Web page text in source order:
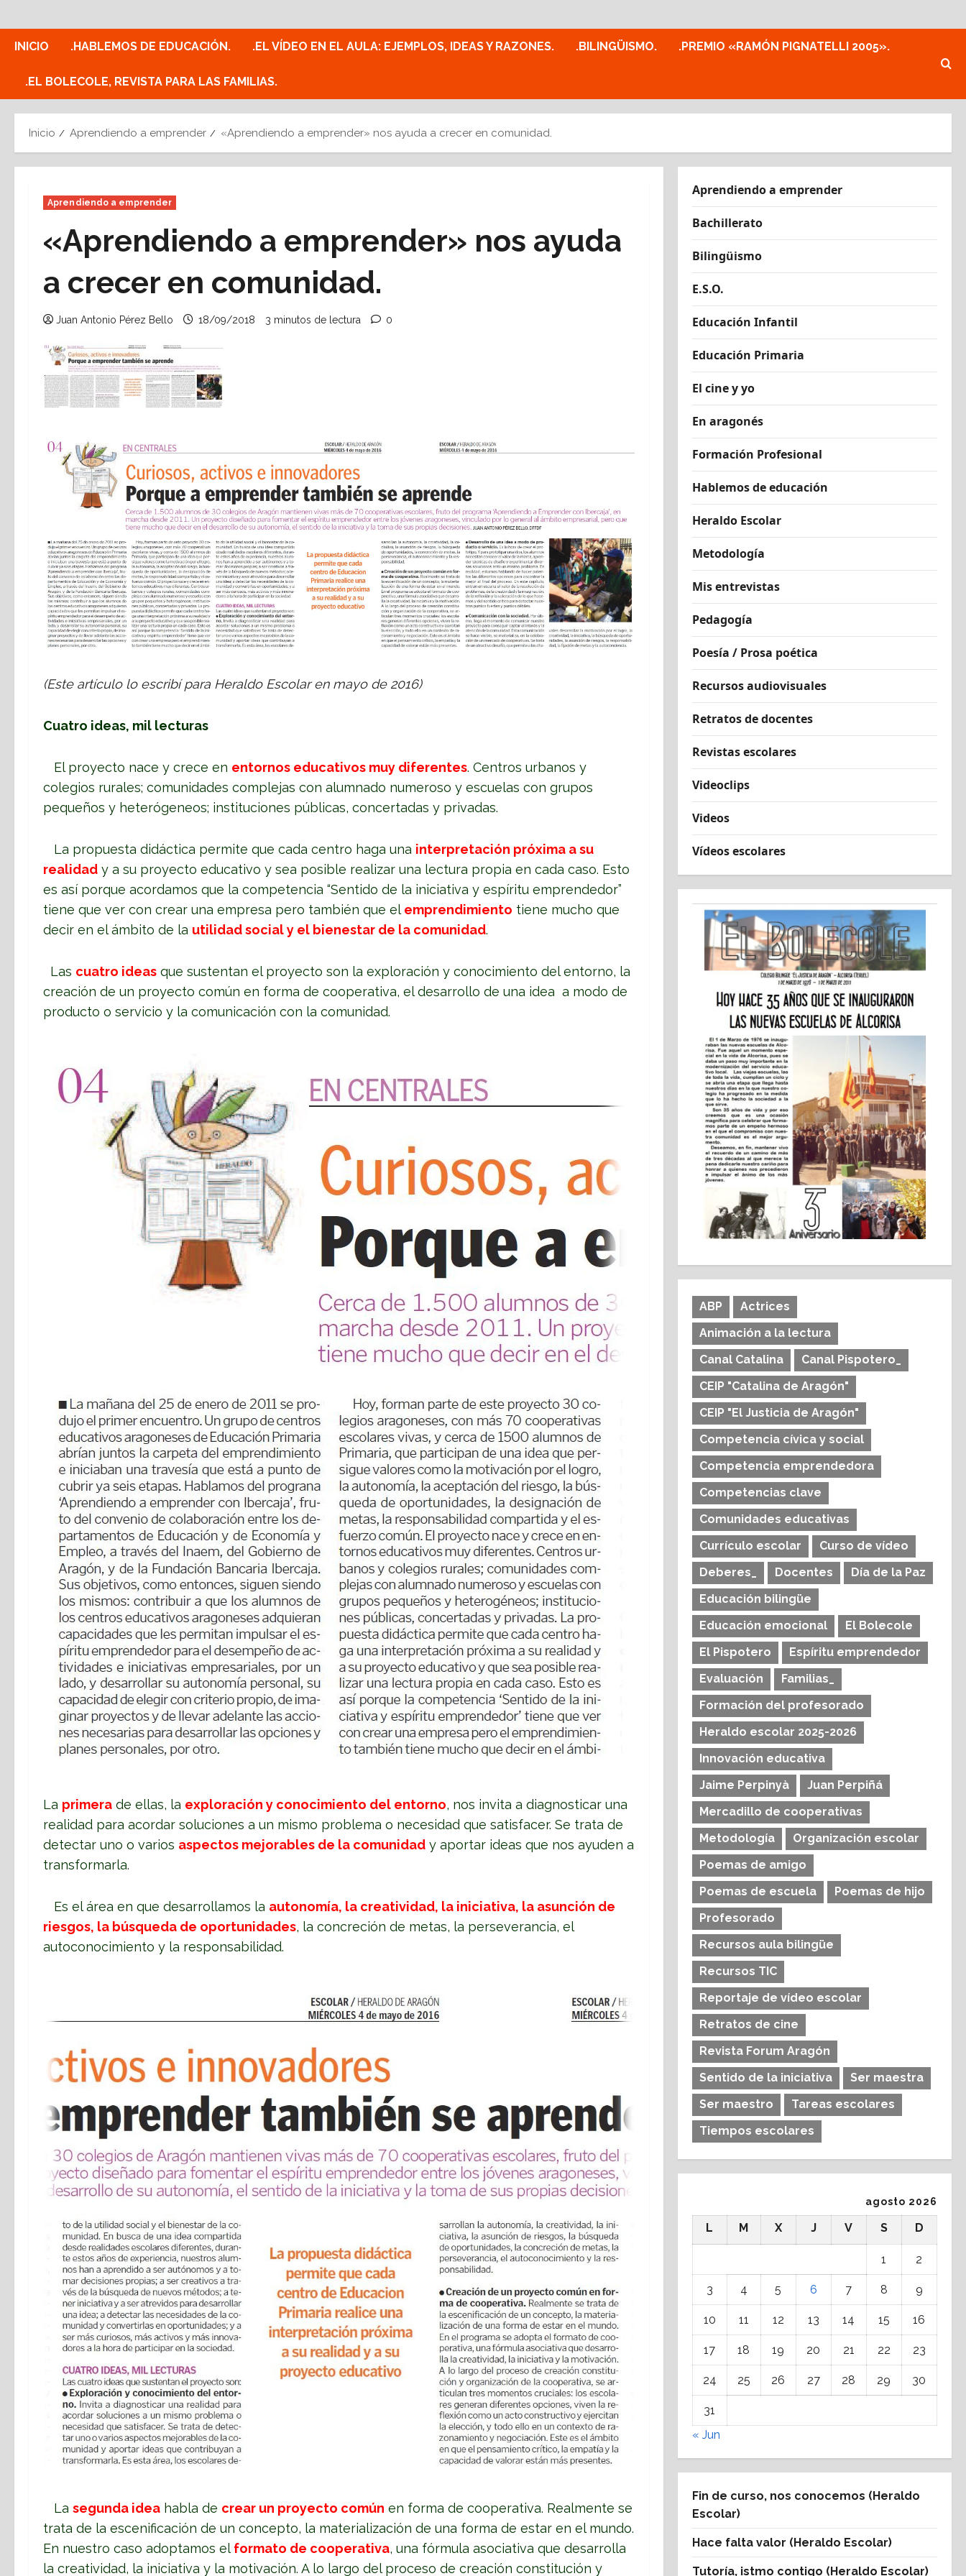
al
contenido
INICIO .HABLEMOS DE EDUCACIÓN. .EL VÍDEO EN EL AULA: EJEMPLOS, IDEAS Y RAZONES. .BILINGÜISMO. .PREMIO «RAMÓN PIGNATELLI 2005».
.EL BOLECOLE, REVISTA PARA LAS FAMILIAS.
Inicio Aprendiendo a emprender «Aprendiendo a emprender» nos ayuda a crecer en comunidad.
Aprendiendo a emprender
«Aprendiendo a emprender» nos ayuda
a crecer en comunidad.
Juan Antonio Pérez Bello 18/09/2018 3 minutos de lectura 0
(Este artículo lo escribí para Heraldo Escolar en mayo de 2016)
Cuatro ideas, mil lecturas
El proyecto nace y crece en entornos educativos muy diferentes. Centros urbanos y
colegios rurales; comunidades complejas con alumnado numeroso y escuelas con grupos
pequeños y heterógeneos; instituciones públicas, concertadas y privadas.
La propuesta didáctica permite que cada centro haga una interpretación próxima a su
realidad y a su proyecto educativo y sea posible realizar una lectura propia en cada caso. Esto
es así porque acordamos que la competencia “Sentido de la iniciativa y espíritu emprendedor”
tiene que ver con crear una empresa pero también que el emprendimiento tiene mucho que
decir en el ámbito de la utilidad social y el bienestar de la comunidad.
Las cuatro ideas que sustentan el proyecto son la exploración y conocimiento del entorno, la
creación de un proyecto común en forma de cooperativa, el desarrollo de una idea a modo de
producto o servicio y la comunicación con la comunidad.
La primera de ellas, la exploración y conocimiento del entorno, nos invita a diagnosticar una
realidad para acordar soluciones a un mismo problema o necesidad que satisfacer. Se trata de
detectar uno o varios aspectos mejorables de la comunidad y aportar ideas que nos ayuden a
transformarla.
Es el área en que desarrollamos la autonomía, la creatividad, la iniciativa, la asunción de
riesgos, la búsqueda de oportunidades, la concreción de metas, la perseverancia, el
autoconocimiento y la responsabilidad.
La segunda idea habla de crear un proyecto común en forma de cooperativa. Realmente se
trata de la escenificación de un concepto, la materialización de una forma de estar en el mundo.
En nuestro caso adoptamos el formato de cooperativa, una fórmula asociativa que desarrolla
la creatividad, la iniciativa y la motivación. A lo largo del proceso de creación constitución y
Aprendiendo a emprender
Bachillerato
Bilingüismo
E.S.O.
Educación Infantil
Educación Primaria
El cine y yo
En aragonés
Formación Profesional
Hablemos de educación
Heraldo Escolar
Metodología
Mis entrevistas
Pedagogía
Poesía / Prosa poética
Recursos audiovisuales
Retratos de docentes
Revistas escolares
Videoclips
Videos
Vídeos escolares
ABP
Actrices
Animación a la lectura
Canal Catalina
Canal Pispotero_
CEIP "Catalina de Aragón"
CEIP "El Justicia de Aragón"
Competencia cívica y social
Competencia emprendedora
Competencias clave
Comunidades educativas
Currículo escolar
Curso de vídeo
Deberes_
Docentes
Día de la Paz
Educación bilingüe
Educación emocional
El Bolecole
El Pispotero
Espíritu emprendedor
Evaluación
Familias_
Formación del profesorado
Heraldo escolar 2025-2026
Innovación educativa
Jaime Perpinyà
Juan Perpiñá
Mercadillo de cooperativas
Metodología
Organización escolar
Poemas de amigo
Poemas de escuela
Poemas de hijo
Profesorado
Recursos aula bilingüe
Recursos TIC
Reportaje de vídeo escolar
Retratos de cine
Revista Forum Aragón
Sentido de la iniciativa
Ser maestra
Ser maestro
Tareas escolares
Tiempos escolares
agosto 2026
L M X J V S D
1 2
3 4 5 6 7 8 9
10 11 12 13 14 15 16
17 18 19 20 21 22 23
24 25 26 27 28 29 30
31
« Jun
Fin de curso, nos conocemos (Heraldo
Escolar)
Hace falta valor (Heraldo Escolar)
Tutoría, istmo contigo (Heraldo Escolar)